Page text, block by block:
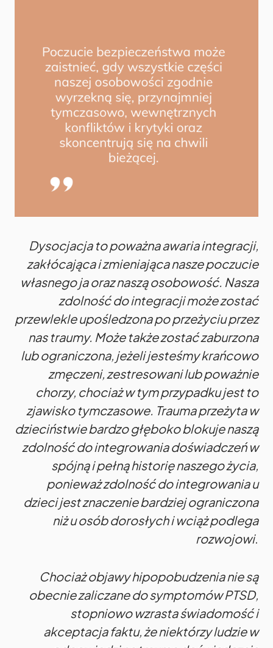
Dysocjacja to poważna awaria integracji,
zakłócająca i zmieniająca nasze poczucie
własnego ja oraz naszą osobowość. Nasza
zdolność do integracji może zostać
przewlekle upośledzona po przeżyciu przez
nas traumy. Może także zostać zaburzona
lub ograniczona, jeżeli jesteśmy krańcowo
zmęczeni, zestresowani lub poważnie
chorzy, chociaż w tym przypadku jest to
zjawisko tymczasowe. Trauma przeżyta w
dzieciństwie bardzo głęboko blokuje naszą
zdolność do integrowania doświadczeń w
spójną i pełną historię naszego życia,
ponieważ zdolność do integrowania u
dzieci jest znaczenie bardziej ograniczona
niż u osób dorosłych i wciąż podlega
rozwojowi.
Chociaż objawy hipopobudzenia nie są
obecnie zaliczane do symptomów PTSD,
stopniowo wzrasta świadomość i
akceptacja faktu, że niektórzy ludzie w